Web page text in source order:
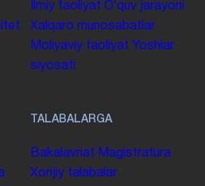
Ilmiy faoliyat Oʻquv jarayoni
Xalqaro munosabatlar
Moliyaviy faoliyat Yoshlar
siyosati
TALABALARGA
Bakalavriat Magistratura
Xorijiy talabalar